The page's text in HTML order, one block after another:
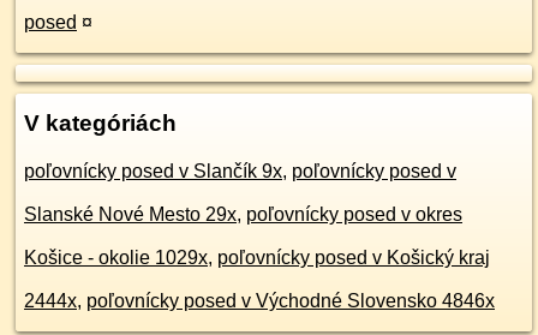
posed ¤
V kategóriách
poľovnícky posed v Slančík 9x, poľovnícky posed v
Slanské Nové Mesto 29x, poľovnícky posed v okres
Košice - okolie 1029x, poľovnícky posed v Košický kraj
2444x, poľovnícky posed v Východné Slovensko 4846x